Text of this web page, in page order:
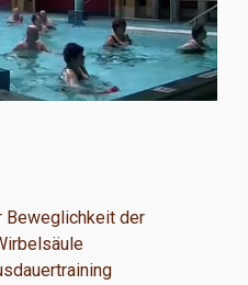
Beweglichkeit der